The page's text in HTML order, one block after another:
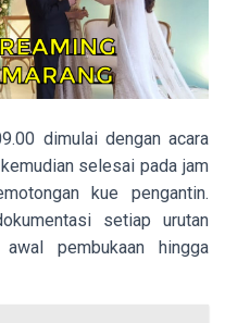
dimulai dengan acara
selesai pada jam
kue pengantin.
setiap urutan
pembukaan hingga